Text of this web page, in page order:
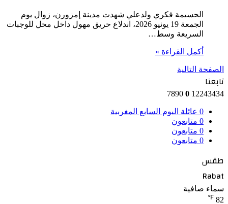
الحسيمة فكري ولدعلي شهدت مدينة إمزورن، زوال يوم
الجمعة 19 يونيو 2026، اندلاع حريق مهول داخل محل للوجبات
السريعة وسط…
أكمل القراءة »
الصفحة التالية
تابعنا
12243434
0
0 عائلة اليوم السابع المغربية
0 متابعون
0 متابعون
0 متابعون
طقس
Rabat
سماء صافية
82
℉